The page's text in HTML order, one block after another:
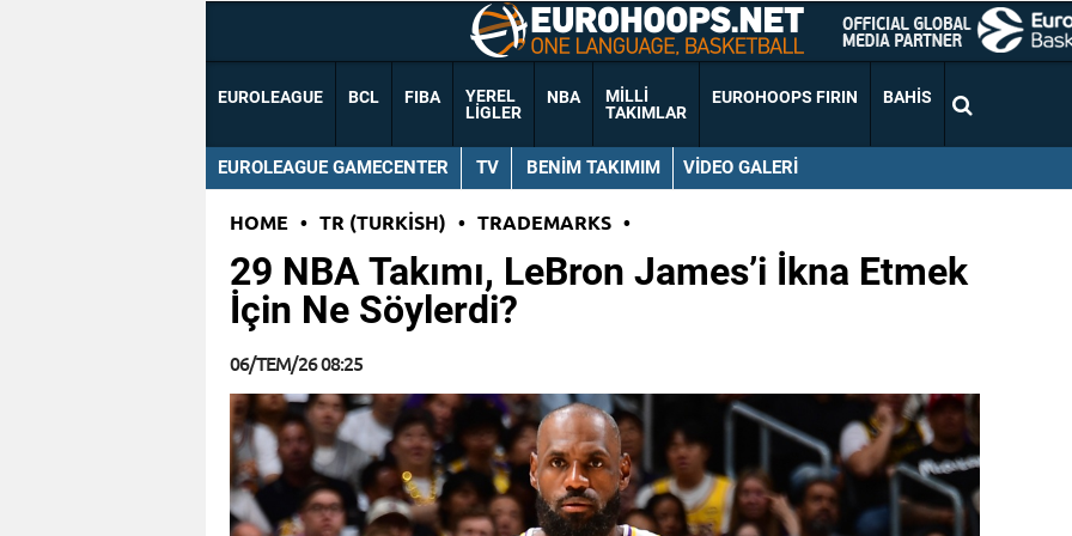
EUROLEAGUE BCL FIBA
YEREL
LIGLER
NBA
MILLI
TAKIMLAR
EUROHOOPS FIRIN BAHIS
EUROLEAGUE GAMECENTER TV BENIM TAKIMIM VIDEO GALERI
HOME • TR (TURKISH) • TRADEMARKS •
29 NBA Takımı, LeBron James’i İkna Etmek
İçin Ne Söylerdi?
06/TEM/26 08:25